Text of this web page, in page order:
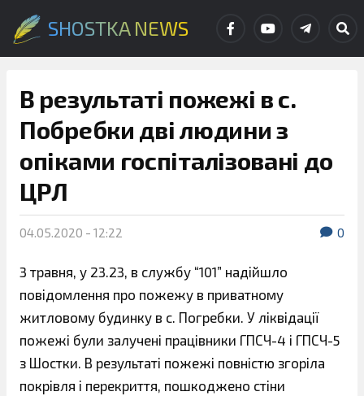
SHOSTKA NEWS
В результаті пожежі в с.
Побребки дві людини з
опіками госпіталізовані до
ЦРЛ
04.05.2020 - 12:22 0
3 травня, у 23.23, в службу “101” надійшло
повідомлення про пожежу в приватному
житловому будинку в c. Погребки. У ліквідації
пожежі були залучені працівники ГПСЧ-4 і ГПСЧ-5
з Шостки. В результаті пожежі повністю згоріла
покрівля і перекриття, пошкоджено стіни